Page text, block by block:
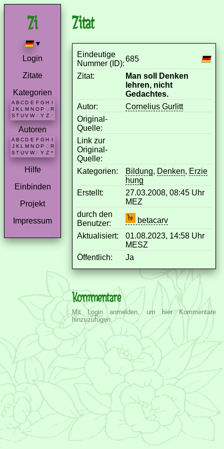
▾
Login
Zitate
Kategorien
A B C D E F G H I
J K L M N O P Q R
S T U V W X Y Z *
Autoren
A B C D E F G H
J K L M N O P Q R
S T U V W X Y Z *
Hilfe
Einbinden
Projekt
Impressum
Zitat
Eindeutige
Nummer (ID):
685
Zitat:
Man soll Denken
lehren, nicht
Gedachtes.
Autor:
Cornelius Gurlitt
Original-
Quelle:
Link zur
Original-
Quelle:
Kategorien:
Bildung, Denken, Erzie
hung
Erstellt:
27.03.2008, 08:45 Uhr
MEZ
durch den
Benutzer:
betacarv
Aktualisiert:
01.08.2023, 14:58 Uhr
MESZ
Öffentlich:
Ja
Kommentare
MitLogin anmelden, um hier Kommentare
hinzuzufügen.